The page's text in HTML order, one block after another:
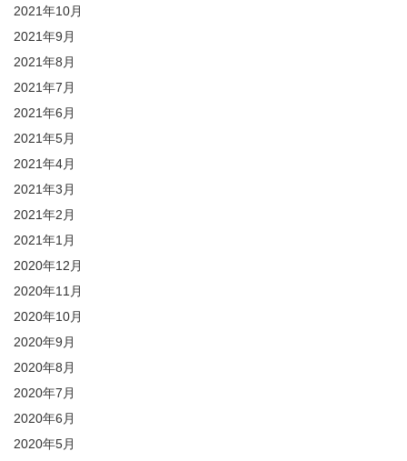
2021年10月
2021年9月
2021年8月
2021年7月
2021年6月
2021年5月
2021年4月
2021年3月
2021年2月
2021年1月
2020年12月
2020年11月
2020年10月
2020年9月
2020年8月
2020年7月
2020年6月
2020年5月